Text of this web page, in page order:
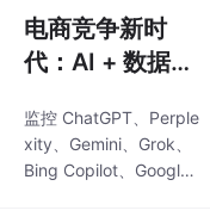
发者中应用最广泛的版
本。—— 构建自动化与
依赖管理工具。—— 用
成开发环境（IDE）。
—— 浏览器行为模拟器
（如表单提交模拟）。
电商竞争新时
代：AI + 数据，
手
监控 ChatGPT、Perple
xity、Gemini、Grok、
Bing Copilot、Google